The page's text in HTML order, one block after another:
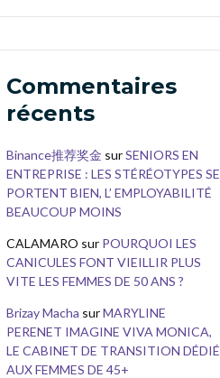
Commentaires
récents
Binance推荐奖金 surSENIORS EN
ENTREPRISE : LES STÉRÉOTYPES SE
PORTENT BIEN, L’ EMPLOYABILITÉ
BEAUCOUP MOINS
CALAMARO sur POURQUOI LES
CANICULES FONT VIEILLIR PLUS
VITE LES FEMMES DE 50 ANS ?
Brizay Macha surMARYLINE
PERENET IMAGINE VIVA MONICA,
LE CABINET DE TRANSITION DÉDIÉ
AUX FEMMES DE 45+